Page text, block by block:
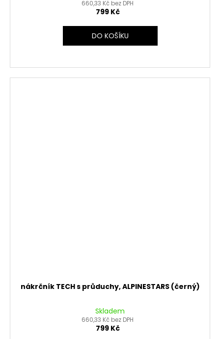
660,33 Kč bez DPH
799 Kč
DO KOŠÍKU
nákrčník TECH s průduchy, ALPINESTARS (černý)
Skladem
660,33 Kč bez DPH
799 Kč